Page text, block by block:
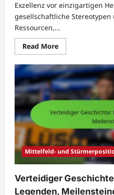
Exzellenz vor einzigartigen
gesellschaftliche
Ressourcen,...
Read MoreRead
more
Weibliche
Torhüterin:
Chancen,
Fähigkeiten
Mittelfeld- und
Verteidiger
Legenden,